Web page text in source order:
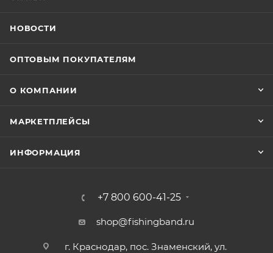
НОВОСТИ
ОПТОВЫМ ПОКУПАТЕЛЯМ
О КОМПАНИИ
МАРКЕТПЛЕЙСЫ
ИНФОРМАЦИЯ
+7 800 600-41-25
shop@fishingband.ru
г. Краснодар, пос. Знаменский, ул.